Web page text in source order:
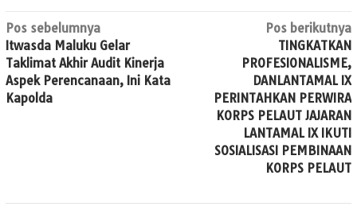
Navigasi
pos
Pos sebelumnya
Itwasda Maluku Gelar
Taklimat Akhir Audit Kinerja
Aspek Perencanaan, Ini Kata
Kapolda
Pos berikutnya
TINGKATKAN
PROFESIONALISME,
DANLANTAMAL IX
PERINTAHKAN PERWIRA
KORPS PELAUT JAJARAN
LANTAMAL IX IKUTI
SOSIALISASI PEMBINAAN
KORPS PELAUT